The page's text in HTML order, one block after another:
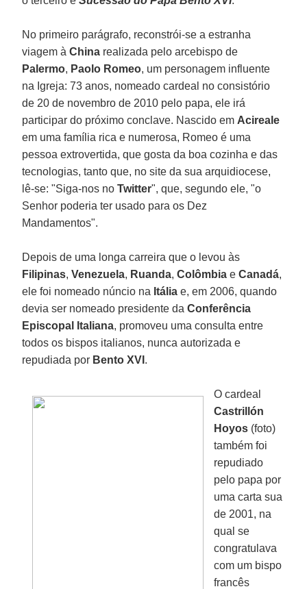
No primeiro parágrafo, reconstrói-se a estranha
viagem àChina realizada pelo arcebispo de
Palermo, Paolo Romeo, um personagem influente
na Igreja: 73 anos, nomeado cardeal no consistório
de 20 de novembro de 2010 pelo papa, ele irá
participar do próximo conclave. Nascido em Acireale
em uma família rica e numerosa, Romeo é uma
pessoa extrovertida, que gosta da boa cozinha e das
tecnologias, tanto que, no site da sua arquidiocese,
lê-se: "Siga-nos noTwitter", que, segundo ele, "o
Senhor poderia ter usado para os Dez
Mandamentos".
Depois de uma longa carreira que o levou às
Filipinas,Venezuela, Ruanda,ColômbiaeCanadá,
ele foi nomeado núncio na Itáliae, em 2006, quando
devia ser nomeado presidente daConferência
Episcopal Italiana, promoveu uma consulta entre
todos os bispos italianos, nunca autorizada e
repudiada por Bento XVI .
O cardeal
Castrillón
Hoyos (foto)
também foi
repudiado
pelo papa por
uma carta sua
de 2001, na
qual se
congratulava
com um bispo
francês